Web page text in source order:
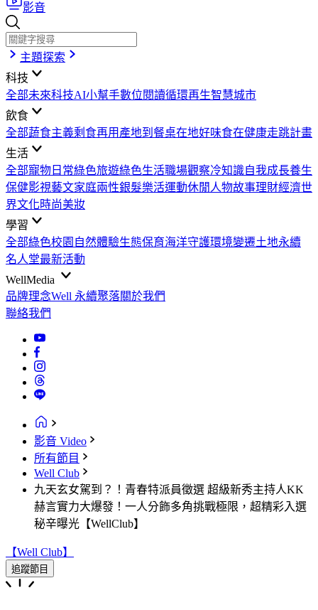
影音
主題探索
科技
全部未來科技AI小幫手數位閱讀循環再生智慧城市
飲食
全部蔬食主義剩食再用 產地到餐桌在地好味食在健康走跳計畫
生活
全部寵物日常綠色旅遊綠色生活職場觀察冷知識自我成長養生
保健影視藝文家庭兩性銀髮樂活運動休閒 人物故事理財經濟世
界文化時尚美妝
學習
全部綠色校園 自然體驗生態保育海洋守護環境變遷土地永續
名人堂最新活動
WellMedia
品牌理念Well 永續聚落關於我們
聯絡我們
影音 Video
所有節目
Well Club
九天玄女駕到？！青春特派員徵選 超級新秀主持人KK
赫言實力大爆發！一人分飾多角挑戰極限，超精彩入選
秘辛曝光【WellClub】
【Well Club】
追蹤節目